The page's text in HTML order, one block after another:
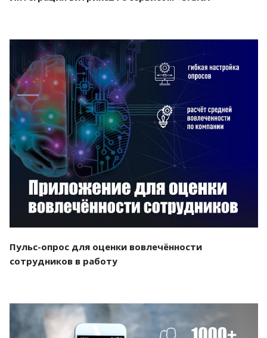
Смотреть проект
Пульс-опрос для оценки вовлечённости
сотрудников в работу